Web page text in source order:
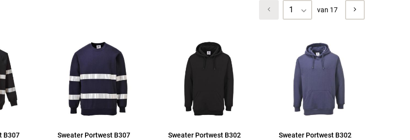
1 van 17
B307
Sweater Portwest B307
Sweater Portwest B302
Sweater Portwest B302